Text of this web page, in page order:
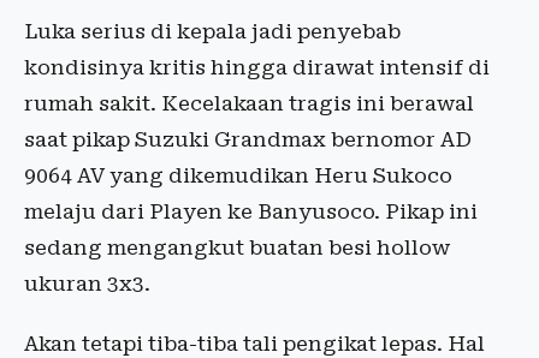
Luka serius di kepala jadi penyebab
kondisinya kritis hingga dirawat intensif di
rumah sakit. Kecelakaan tragis ini berawal
saat pikap Suzuki Grandmax bernomor AD
9064 AV yang dikemudikan Heru Sukoco
melaju dari Playen ke Banyusoco. Pikap ini
sedang mengangkut buatan besi hollow
ukuran 3x3.
Akan tetapi tiba-tiba tali pengikat lepas. Hal